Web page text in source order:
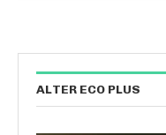
ALTER ECO PLUS